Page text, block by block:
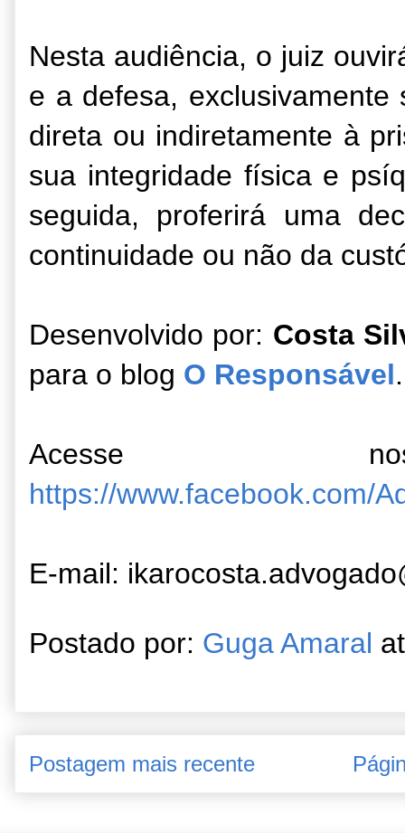
Nesta audiência, o juiz
e a defesa, exclusivamente
direta ou indiretamente à
sua integridade física e
seguida, proferirá uma
continuidade ou não da
Desenvolvido por: Costa
para o blog O Responsável.
Acesse
https://www.facebook.com/
E-mail:
Postado por: Guga Amaral
Postagem mais recente